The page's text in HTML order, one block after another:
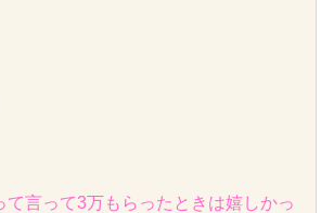
て言って3万もらったときは嬉しかっ